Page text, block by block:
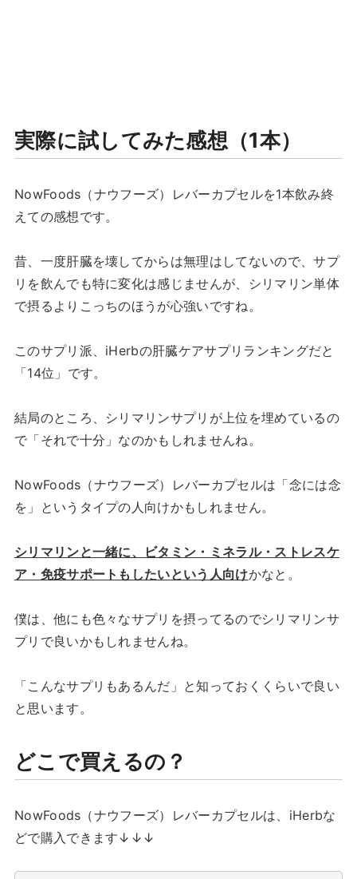
実際に試してみた感想（1本）
NowFoods（ナウフーズ）レバーカプセルを1本飲み終
えての感想です。
昔、一度肝臓を壊してからは無理はしてないので、サプ
リを飲んでも特に変化は感じませんが、シリマリン単体
で摂るよりこっちのほうが心強いですね。
このサプリ派、iHerbの肝臓ケアサプリランキングだと
「14位」です。
結局のところ、シリマリンサプリが上位を埋めているの
で「それで十分」なのかもしれませんね。
NowFoods（ナウフーズ）レバーカプセルは「念には念
を」というタイプの人向けかもしれません。
シリマリンと一緒に、ビタミン・ミネラル・ストレスケ
ア・免疫サポートもしたいという人向けかなと。
僕は、他にも色々なサプリを摂ってるのでシリマリンサ
プリで良いかもしれませんね。
「こんなサプリもあるんだ」と知っておくくらいで良い
と思います。
どこで買えるの？
NowFoods（ナウフーズ）レバーカプセルは、iHerbな
どで購入できます↓↓↓